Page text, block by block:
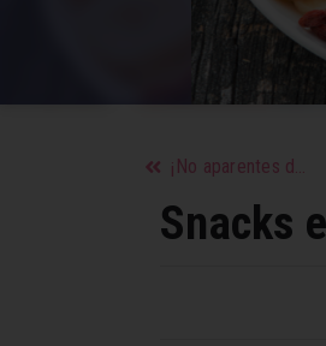
¡No aparentes de más!
Snacks